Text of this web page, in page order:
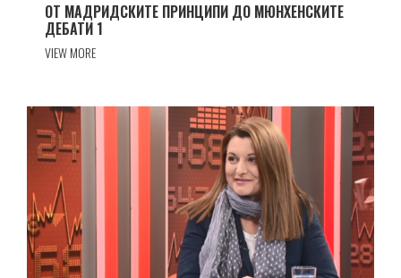
ОТ МАДРИДСКИТЕ ПРИНЦИПИ ДО МЮНХЕНСКИТЕ
ДЕБАТИ 1
VIEW MORE